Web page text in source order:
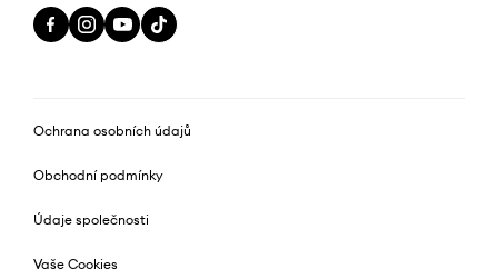
Ochrana osobních údajů
Obchodní podmínky
Údaje společnosti
Vaše Cookies